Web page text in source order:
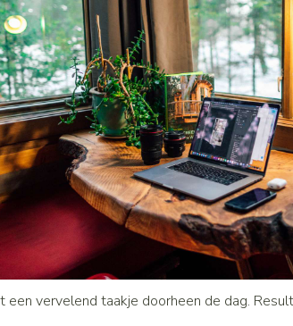
vervelend taakje doorheen de dag.